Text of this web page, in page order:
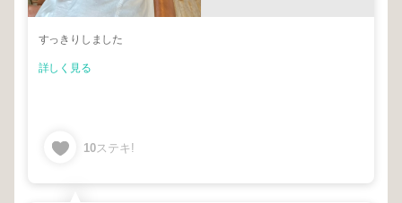
すっきりしました
詳しく見る
10ステキ!